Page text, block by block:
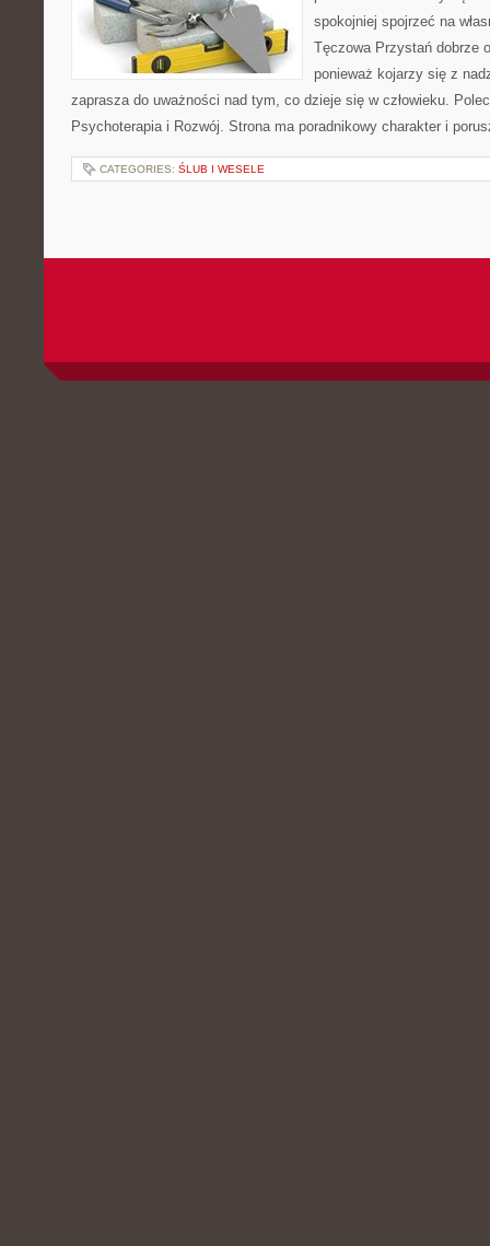
spokojniej spojrzeć na
Tęczowa Przystań dobrze
ponieważ kojarzy się z
zaprasza do uważności nad tym, co dzieje się w człowieku.
Psychoterapia i Rozwój. Strona ma poradnikowy charakter i
CATEGORIES: ŚLUB I WESELE